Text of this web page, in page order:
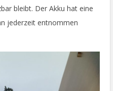
bleibt. Der Akku hat eine
jederzeit entnommen